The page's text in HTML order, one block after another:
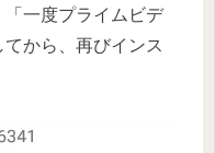
「一度プライムビデ
から、再びインス